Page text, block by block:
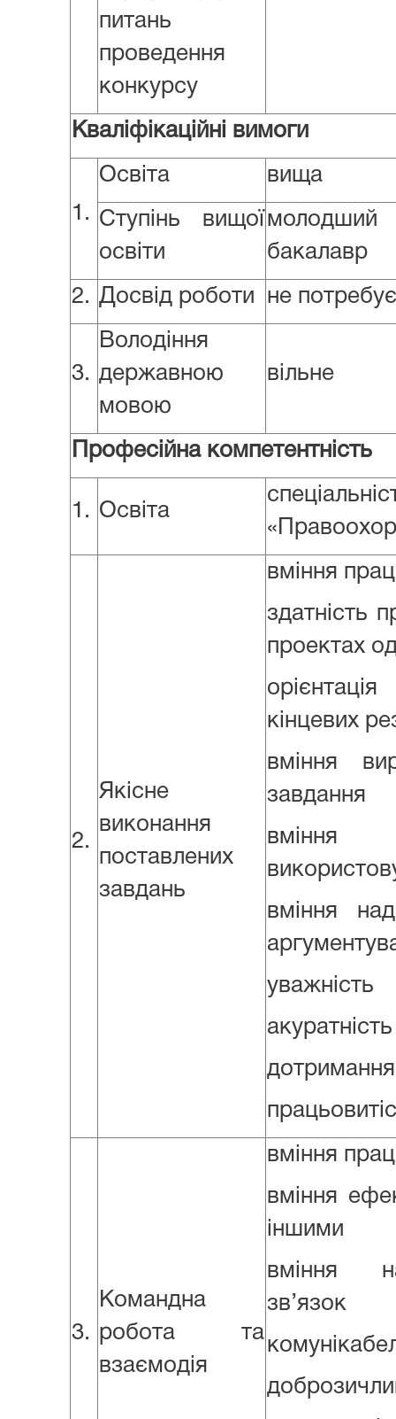
питань
проведення
конкурсу
Кваліфікаційні вимоги
1.
Освіта вища
Ступінь вищої
освіти
бакалавр
2. Досвід роботи не потребує
3.
Володіння
державною
мовою
вільне
Професійна компетентність
1. Освіта
2.
Якісне
виконання
поставлених
завдань
вміння
здатність
проектах
кінцевих
вміння
завдання
вміння
уважність
акуратність
3.
Командна
робота та
взаємодія
вміння
вміння
іншими
вміння
зв’язок